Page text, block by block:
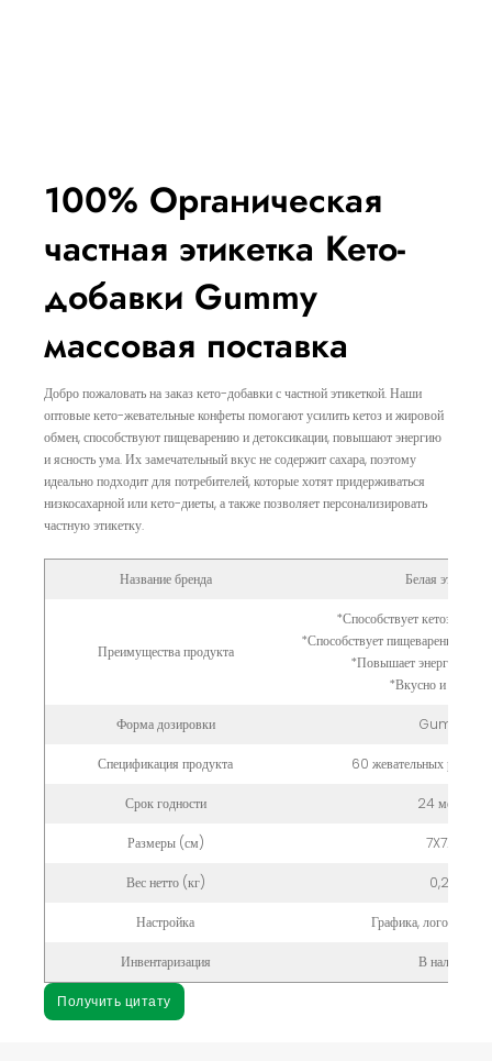
100% Органическая
частная этикетка Кето-
добавки Gummy
массовая поставка
Добро пожаловать на заказ кето-добавки с частной этикеткой. Наши
оптовые кето-жевательные конфеты помогают усилить кетоз и жировой
обмен, способствуют пищеварению и детоксикации, повышают энергию
и ясность ума. Их замечательный вкус не содержит сахара, поэтому
идеально подходит для потребителей, которые хотят придерживаться
низкосахарной или кето-диеты, а также позволяет персонализировать
частную этикетку.
Название бренда Белая этикетка
Преимущества продукта
*Способствует кетозу и
*Способствует пищеварению и
*Повышает энергию и
*Вкусно и без
Форма дозировки Gummy
Спецификация продукта 60 жевательных
Срок годности 24 месяца
Размеры (см) 7X7X12
Вес нетто (кг) 0,2 кг
Настройка Графика, логотип,
Инвентаризация В наличии
Получить цитату